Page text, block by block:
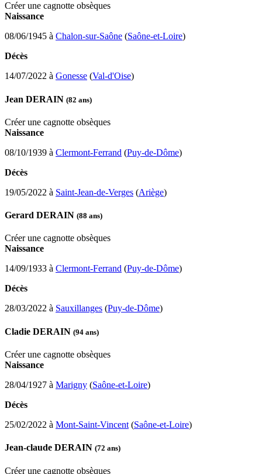
Créer une cagnotte obsèques
Naissance
08/06/1945 à Chalon-sur-Saône (Saône-et-Loire)
Décès
14/07/2022 à Gonesse (Val-d'Oise)
Jean DERAIN (82 ans)
Créer une cagnotte obsèques
Naissance
08/10/1939 à Clermont-Ferrand (Puy-de-Dôme)
Décès
19/05/2022 à Saint-Jean-de-Verges (Ariège)
Gerard DERAIN (88 ans)
Créer une cagnotte obsèques
Naissance
14/09/1933 à Clermont-Ferrand (Puy-de-Dôme)
Décès
28/03/2022 à Sauxillanges (Puy-de-Dôme)
Cladie DERAIN (94 ans)
Créer une cagnotte obsèques
Naissance
28/04/1927 à Marigny (Saône-et-Loire)
Décès
25/02/2022 à Mont-Saint-Vincent (Saône-et-Loire)
Jean-claude DERAIN (72 ans)
Créer une cagnotte obsèques